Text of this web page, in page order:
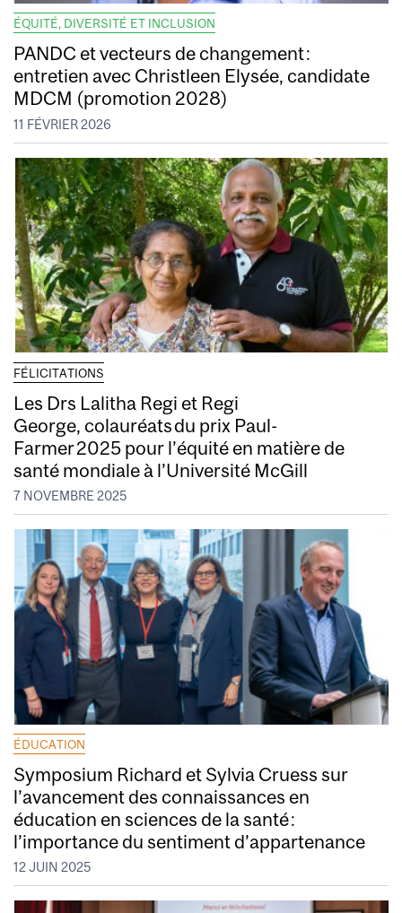
ÉQUITÉ, DIVERSITÉ ET INCLUSION
PANDC et vecteurs de changement :
entretien avec Christleen Elysée, candidate
MDCM (promotion 2028)
11 FÉVRIER 2026
FÉLICITATIONS
Les Drs Lalitha Regi et Regi
George, colauréats du prix Paul-
Farmer 2025 pour l’équité en matière de
santé mondiale à l’Université McGill
7 NOVEMBRE 2025
ÉDUCATION
Symposium Richard et Sylvia Cruess sur
l’avancement des connaissances en
éducation en sciences de la santé :
l’importance du sentiment d’appartenance
12 JUIN 2025